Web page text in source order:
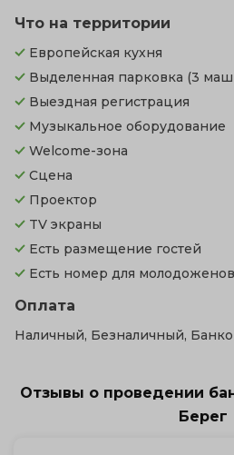
Что на территории
Европейская кухня
Выделенная парковка (3
Выездная регистрация
Музыкальное оборудование
Welcome-зона
Сцена
Проектор
TV экраны
Есть размещение гостей
Есть номер для молодоженов
Оплата
Наличный, Безналичный,
Отзывы о проведении
Берег